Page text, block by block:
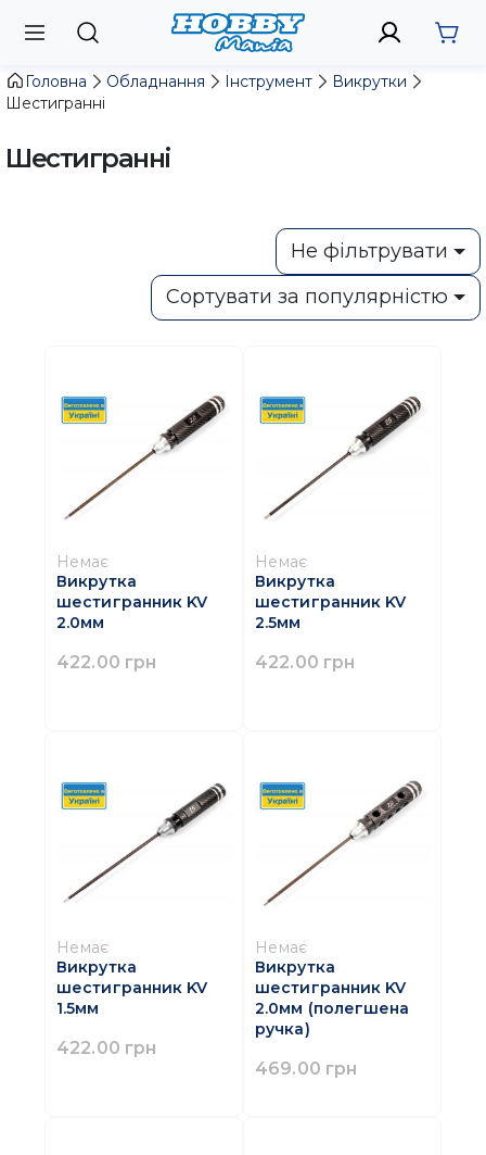
Головна Обладнання Інструмент
Викрутки
Шестигранні
Шестигранні
Не фільтрувати
Сортувати за популярністю
Немає
Викрутка
шестигранник KV
2.0мм
422.00 грн
Немає
Викрутка
шестигранник KV
2.5мм
422.00 грн
Немає
Викрутка
шестигранник KV
1.5мм
422.00 грн
Немає
Викрутка
шестигранник KV
2.0мм (полегшена
ручка)
469.00 грн